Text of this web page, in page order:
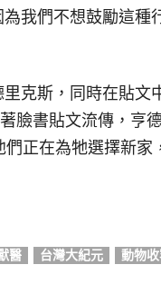
我們不想鼓勵這種
克斯，同時在貼文
臉書貼文流傳，亨
們正在為牠選擇新
醫 台灣大紀元 動物